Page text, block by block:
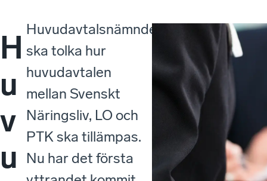
H
u
v
u
Huvudavtalsnämnden
ska tolka hur
huvudavtalen
mellan Svenskt
Näringsliv, LO och
PTK ska tillämpas.
Nu har det första